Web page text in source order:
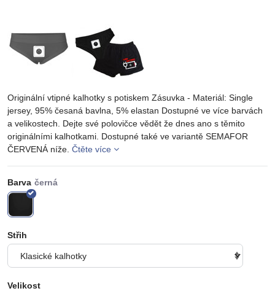
Originální vtipné kalhotky s potiskem Zásuvka - Materiál: Single
jersey, 95% česaná bavlna, 5% elastan Dostupné ve více barvách
a velikostech. Dejte své polovičce vědět že dnes ano s těmito
originálními kalhotkami. Dostupné také ve variantě SEMAFOR
ČERVENÁ níže. Čtěte více
Barva
Střih
Velikost